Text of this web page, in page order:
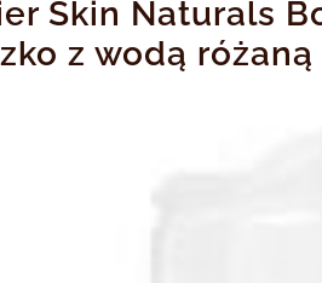
Skin Naturals
z wodą